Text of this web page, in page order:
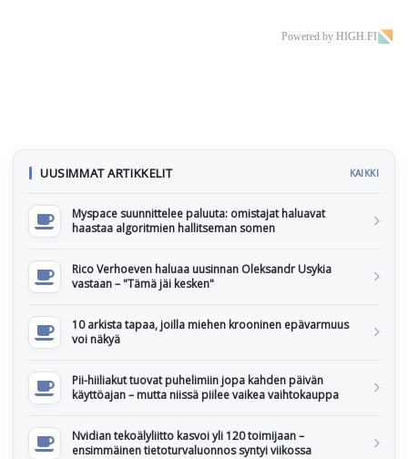
Powered by HIGH.FI
UUSIMMAT ARTIKKELIT KAIKKI
Myspace suunnittelee paluuta: omistajat haluavat
haastaa algoritmien hallitseman somen
Rico Verhoeven haluaa uusinnan Oleksandr Usykia
vastaan – "Tämä jäi kesken"
10 arkista tapaa, joilla miehen krooninen epävarmuus
voi näkyä
Pii-hiiliakut tuovat puhelimiin jopa kahden päivän
käyttöajan – mutta niissä piilee vaikea vaihtokauppa
Nvidian tekoälyliitto kasvoi yli 120 toimijaan –
ensimmäinen tietoturvaluonnos syntyi viikossa